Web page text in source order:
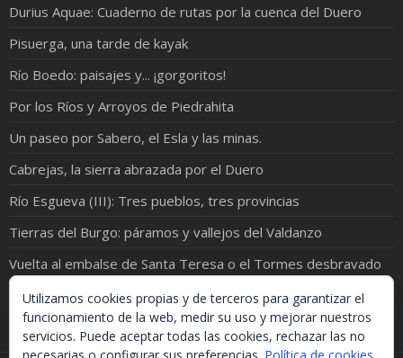
Durius Aquae: Cuaderno de rutas por la cuenca del Duero
Pisuerga, una tarde de kayak
Río Boedo: paisajes y... ¡gorgoritos!
Por los Ríos y Arroyos de Piedrahita
Un paseo por Sabero, el Esla y las minas.
Cabrejas, la sierra abrazada por el Duero
Río Esgueva (III): Tres pueblos, tres provincias
Tierras del Burgo: páramos y vallejos del Valdanzo
Vuelta al embalse de Santa Teresa o el Tormes desbravado
El Cea y el Valderaduey ¡juntos en una foto!
Utilizamos cookies propias y de terceros para garantizar el
funcionamiento de la web, medir su uso y mejorar nuestros
servicios. Puede aceptar todas las cookies, rechazar las no